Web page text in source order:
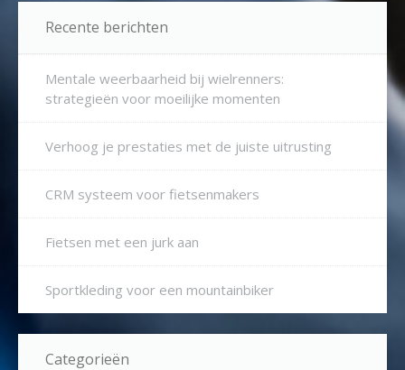
Recente berichten
Mentale weerbaarheid bij wielrenners:
strategieën voor moeilijke momenten
Verhoog je prestaties met de juiste uitrusting
CRM systeem voor fietsenmakers
Fietsen met een jurk aan
Sportkleding voor een mountainbiker
Categorieën